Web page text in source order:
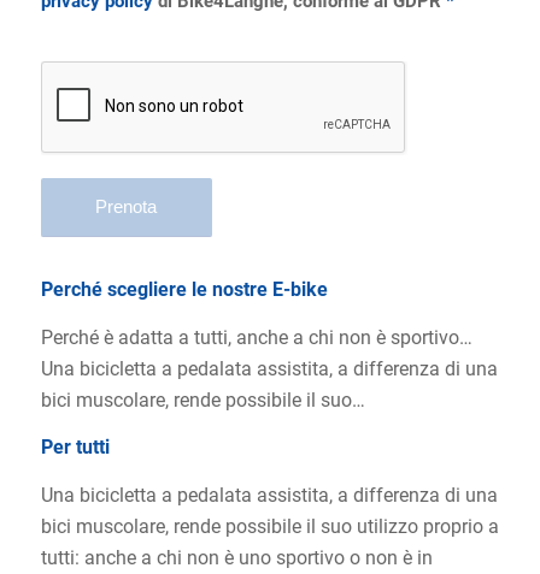
Perché scegliere le nostre E-bike
Perché è adatta a tutti, anche a chi non è sportivo…
Una bicicletta a pedalata assistita, a differenza di una
bici muscolare, rende possibile il suo…
Per tutti
Una bicicletta a pedalata assistita, a differenza di una
bici muscolare, rende possibile il suo utilizzo proprio a
tutti: anche a chi non è uno sportivo o non è in